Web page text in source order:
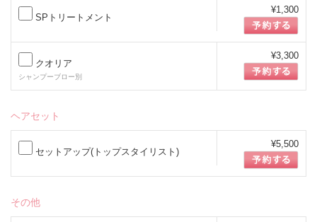
SPトリートメント
¥1,300
クオリア
シャンプーブロー別
¥3,300
ヘアセット
セットアップ(トップスタイリスト)
¥5,500
その他